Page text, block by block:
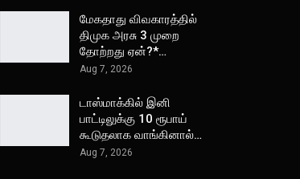
மேகதாது விவகாரத்தில்
திமுக அரசு 3 முறை
தோற்றது ஏன்?*…
Aug 7, 2026
டாஸ்மாக்கில் இனி
பாட்டிலுக்கு 10 ரூபாய்
கூடுதலாக வாங்கினால்…
Aug 7, 2026